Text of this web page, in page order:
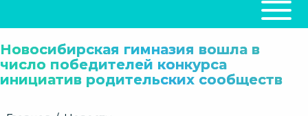
НАВИГАЦИЯ
Новосибирская гимназия вошла в
число победителей конкурса
инициатив родительских сообществ